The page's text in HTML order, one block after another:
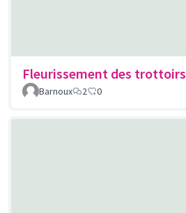
Fleurissement des trottoirs
Barnoux
2 0